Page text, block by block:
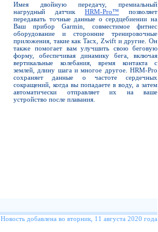
Имея двойную передачу, премиальный
нагрудный датчик HRM-Pro™ позволяет
передавать точные данные о сердцебиении на
Ваш прибор Garmin, совместимое фитнес
оборудование и сторонние тренировочные
приложения, такие как Tacx, Zwift и другие. Он
также помогает вам улучшить свою беговую
форму, обеспечивая динамику бега, включая
вертикальные колебания, время контакта с
землей, длину шага и многое другое. HRM-Pro
сохраняет данные о частоте сердечных
сокращений, когда вы попадаете в воду, а затем
автоматически отправляет их на ваше
устройство после плавания.
Новость добавлена во вторник, 11 августа 2020 года